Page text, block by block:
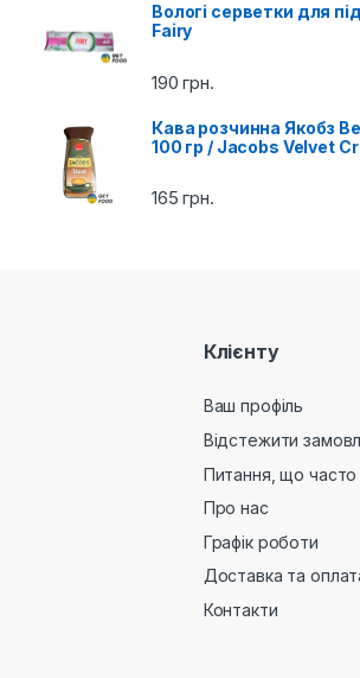
Вологі серветки для
Fairy
190грн.
Кава розчинна Якобз
100 гр / Jacobs Velvet
165грн.
Клієнту
Ваш профіль
Відстежити
Питання, що
Про нас
Графік роботи
Доставка та
Контакти